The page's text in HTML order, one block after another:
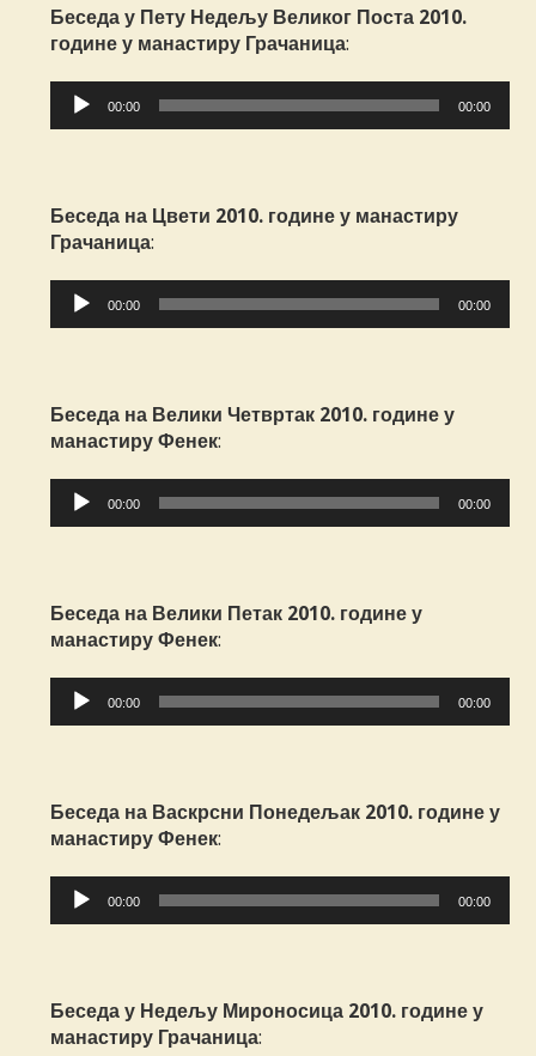
Беседа у Пету Недељу Великог Поста 2010.
године у манастиру Грачаница:
Прегледач
звучних
00:00 00:00
Беседа на Цвети 2010. године у манастиру
Грачаница:
Прегледач
звучних
00:00 00:00
Беседа на Велики Четвртак 2010. године у
манастиру Фенек:
Прегледач
звучних
00:00 00:00
Беседа на Велики Петак 2010. године у
манастиру Фенек:
Прегледач
звучних
00:00 00:00
Беседа на Васкрсни Понедељак 2010. године у
манастиру Фенек:
Прегледач
звучних
00:00 00:00
Беседа у Недељу Мироносица 2010. године у
манастиру Грачаница: